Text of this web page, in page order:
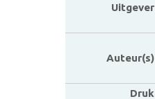
Uitgever
Auteur(s)
Druk